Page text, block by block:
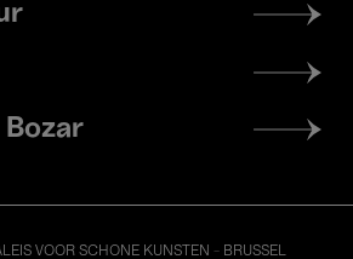
Bozar
VOOR SCHONE KUNSTEN - BRUSSEL